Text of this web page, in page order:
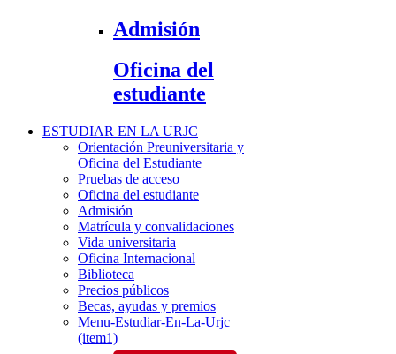
Admisión
Oficina del
estudiante
ESTUDIAR EN LA URJC
Orientación Preuniversitaria y
Oficina del Estudiante
Pruebas de acceso
Oficina del estudiante
Admisión
Matrícula y convalidaciones
Vida universitaria
Oficina Internacional
Biblioteca
Precios públicos
Becas, ayudas y premios
Menu-Estudiar-En-La-Urjc
(item1)